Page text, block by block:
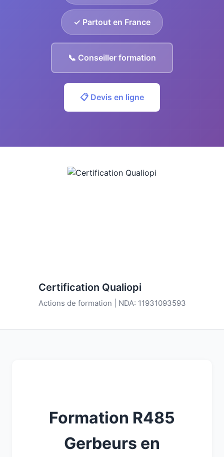
✓ Partout en France
📞 Conseiller formation
📋 Devis en ligne
Certification Qualiopi
Actions de formation | NDA: 11931093593
Formation R485
Gerbeurs en